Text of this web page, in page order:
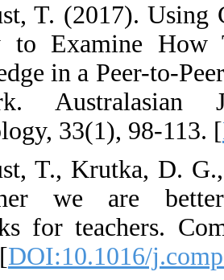
65. Trust, T.
Theory to
Knowledge in a
Network.
Technology,
66. Trust, T.,
"Together
networks for
15-34. [